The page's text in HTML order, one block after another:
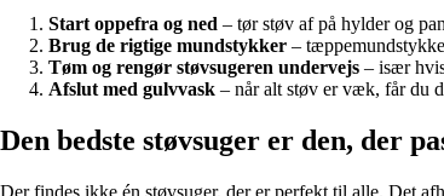
Start oppefra og ned – tør støv af på hylder og
Brug de rigtige mundstykker –
Tøm og rengør støvsugeren undervejs – især
Afslut med gulvvask – når alt støv er væk, får du
Den bedste støvsuger er den, der
Der findes ikke én støvsuger, der er perfekt til alle. Det